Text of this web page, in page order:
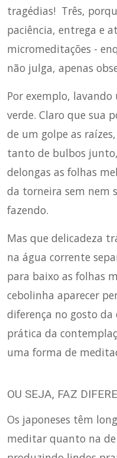
tragédias! Três,
paciência, entrega e
micromeditações -
não julga, apenas
Por exemplo,
verde. Claro que sua
de um golpe as
tanto de bulbos
delongas as folhas
da torneira sem nem
fazendo.
Mas que delicadeza
na água corrente
para baixo as folhas
cebolinha aparecer
diferença no gosto da
prática da
uma forma de
OU SEJA, FAZ
Os japoneses têm
meditar quanto na